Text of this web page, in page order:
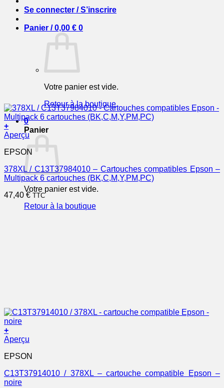
Se connecter / S’inscrire
Panier /0,00 € 0
Votre panier est vide.
Retour à la boutique
0
Panier
Votre panier est vide.
Retour à la boutique
+
Aperçu
EPSON
378XL / C13T37984010 – Cartouches compatibles Epson –
Multipack 6 cartouches (BK,C,M,Y,PM,PC)
47,40 € TTC
+
Aperçu
EPSON
C13T37914010 / 378XL – cartouche compatible Epson –
noire